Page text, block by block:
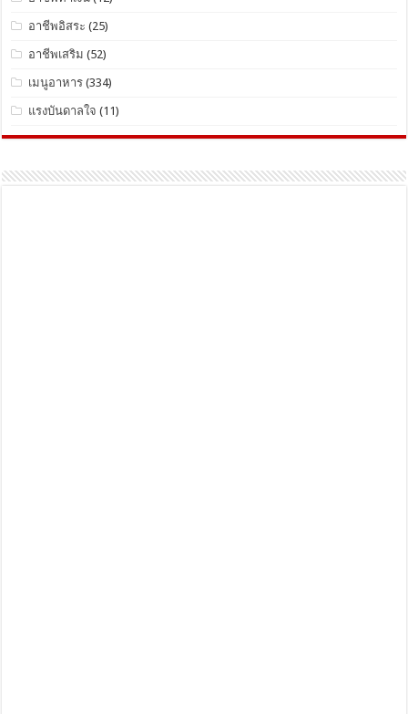
อาชีพอิสระ (25)
อาชีพเสริม (52)
เมนูอาหาร (334)
แรงบันดาลใจ (11)